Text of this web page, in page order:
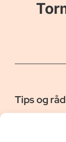
Tips og
Er vår
gi deg råd og